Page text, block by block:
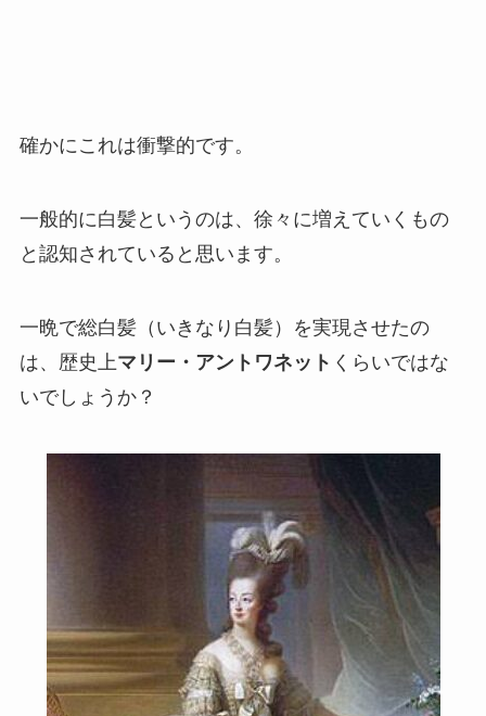
確かにこれは衝撃的です。
一般的に白髪というのは、徐々に増えていくもの
と認知されていると思います。
一晩で総白髪（いきなり白髪）を実現させたの
は、歴史上マリー・アントワネット くらいではな
いでしょうか？